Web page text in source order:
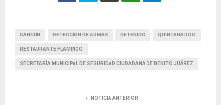
CANCÚN DETECCIÓN DE ARMAS DETENIDO QUINTANA ROO
RESTAURANTE FLAMINGO
SECRETARÍA MUNICIPAL DE SEGURIDAD CIUDADANA DE BENITO JUÁREZ
NOTICIA ANTERIOR